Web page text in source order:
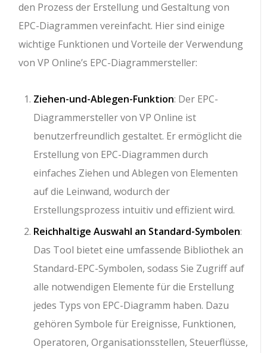
den Prozess der Erstellung und Gestaltung von
EPC-Diagrammen vereinfacht. Hier sind einige
wichtige Funktionen und Vorteile der Verwendung
von VP Online’s EPC-Diagrammersteller:
Ziehen-und-Ablegen-Funktion: Der EPC-
Diagrammersteller von VP Online ist
benutzerfreundlich gestaltet. Er ermöglicht die
Erstellung von EPC-Diagrammen durch
einfaches Ziehen und Ablegen von Elementen
auf die Leinwand, wodurch der
Erstellungsprozess intuitiv und effizient wird.
Reichhaltige Auswahl an Standard-Symbolen:
Das Tool bietet eine umfassende Bibliothek an
Standard-EPC-Symbolen, sodass Sie Zugriff auf
alle notwendigen Elemente für die Erstellung
jedes Typs von EPC-Diagramm haben. Dazu
gehören Symbole für Ereignisse, Funktionen,
Operatoren, Organisationsstellen, Steuerflüsse,